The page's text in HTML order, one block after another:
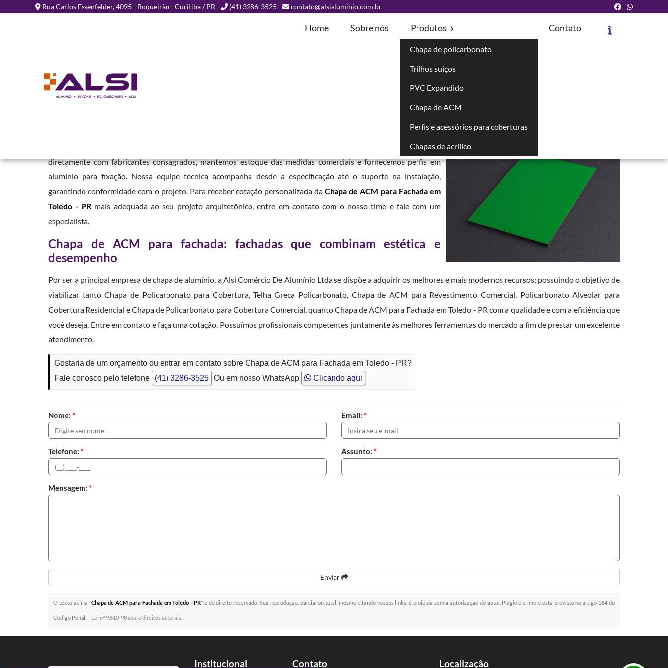
Rua Carlos Essenfelder, 4095 - Boqueirão - Curitiba / PR (41) 3286-3525 contato@alsialuminio.com.br
Home Sobre nós Produtos
Chapa de policarbonato
Trilhos suíços
PVC Expandido
Chapa de ACM
Perfis e acessórios para coberturas
Chapas de acrílico
Contato
Chapa de ACM para Fachada em Toledo -
PR
Solicite um Orçamento
Em nossa empresa, oferecemos este material em ampla variedade de cores foscas e brilhantes. Trabalhamos
diretamente com fabricantes consagrados, mantemos estoque das medidas comerciais e fornecemos perfis em
alumínio para fixação. Nossa equipe técnica acompanha desde a especificação até o suporte na instalação,
garantindo conformidade com o projeto. Para receber cotação personalizada daChapa de ACM para Fachada em
Toledo - PRmais adequada ao seu projeto arquitetônico, entre em contato com o nosso time e fale com um
especialista.
Chapa de ACM para fachada: fachadas que combinam estética e
desempenho
Por ser a principal empresa de chapa de alumínio, a Alsi Comércio De Alumínio Ltda se dispõe a adquirir os melhores e mais modernos recursos; possuindo o objetivo de
viabilizar tanto Chapa de Policarbonato para Cobertura, Telha Greca Policarbonato, Chapa de ACM para Revestimento Comercial, Policarbonato Alveolar para
Cobertura Residencial e Chapa de Policarbonato para Cobertura Comercial, quanto Chapa de ACM para Fachada em Toledo - PR com a qualidade e com a eficiência que
você deseja. Entre em contato e faça uma cotação. Possuímos profissionais competentes juntamente às melhores ferramentas do mercado a fim de prestar um excelente
atendimento.
Gostaria de um orçamento ou entrar em contato sobre Chapa de ACM para Fachada em Toledo - PR?
Fale conosco pelo telefone
(41) 3286-3525 Ou em nosso WhatsApp Clicando aqui
Nome:* Email: *
Telefone:* Assunto: *
Mensagem:*
Enviar
O texto acima "Chapa de ACM para Fachada em Toledo - PR" é de direito reservado. Sua reprodução, parcial ou total, mesmo citando nossos links, é proibida sem a autorização do autor. Plágio é crime e está previsto no artigo 184 do
Código Penal. – Lei n° 9.610-98 sobre direitos autorais
Institucional Contato Localização